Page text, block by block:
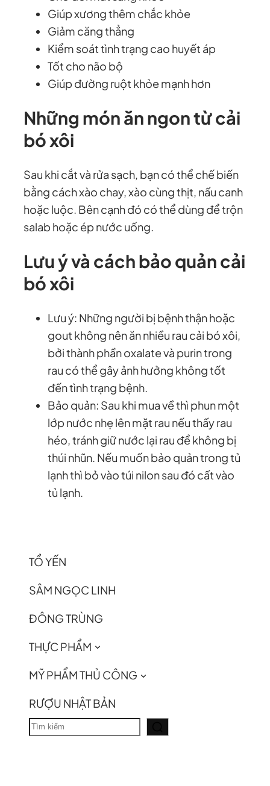
Giúp xương thêm chắc khỏe
Giảm căng thẳng
Kiểm soát tình trạng cao huyết áp
Tốt cho não bộ
Giúp đường ruột khỏe mạnh hơn
Những món ăn ngon từ cải
bó xôi
Sau khi cắt và rửa sạch, bạn có thể chế biến
bằng cách xào chay, xào cùng thịt, nấu canh
hoặc luộc. Bên cạnh đó có thể dùng để trộn
salab hoặc ép nước uống.
Lưu ý và cách bảo quản cải
bó xôi
Lưu ý: Những người bị bệnh thận hoặc
gout không nên ăn nhiều rau cải bó xôi,
bởi thành phần oxalate và purin trong
rau có thể gây ảnh hưởng không tốt
đến tình trạng bệnh.
Bảo quản: Sau khi mua về thì phun một
lớp nước nhẹ lên mặt rau nếu thấy rau
héo, tránh giữ nước lại rau để không bị
thúi nhũn. Nếu muốn bảo quản trong tủ
lạnh thì bỏ vào túi nilon sau đó cất vào
tủ lạnh.
TỔ YẾN
SÂM NGỌC LINH
ĐÔNG TRÙNG
THỰC PHẨM
MỸ PHẨM THỦ CÔNG
RƯỢU NHẬT BẢN
T